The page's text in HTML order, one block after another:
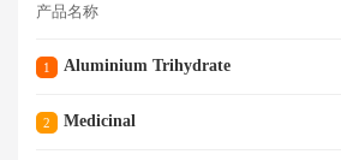
产品名称
1 Aluminium Trihydrate
2 Medicinal